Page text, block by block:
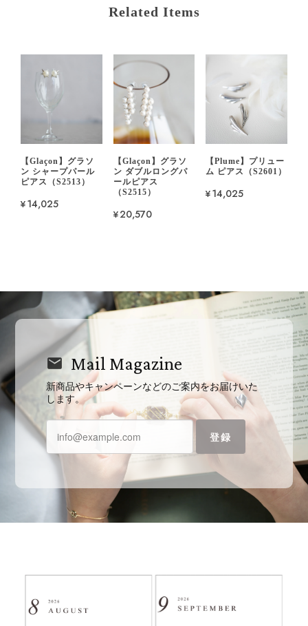
Related Items
【Glaçon】グラソ
ン シャープパール
ピアス（S2513）
¥14,025
【Glaçon】グラソ
ン ダブルロングパ
ールピアス
（S2515）
¥20,570
【Plume】プリュー
ム ピアス（S2601）
¥14,025
Mail Magazine
新商品やキャンペーンなどのご案内をお届けいた
します。
登録